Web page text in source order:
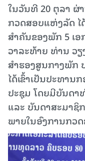
ໃນວັນທີ 20 ຕຸລາ
ກວດສອບແຫ່ງລັດ ໄ
ສຳຄັນຂອງພັກ 5 ເອ
ວາລະທ້າຍ ທ່ານ ວ
ສໍາຮອງສູນກາງພັກ
ໄດ້ເຂົ້າເປັນປະທານ
ປະຊຸມ ໂດຍມີບັນດ
ແລະ ບັນດາສະມາ
ພາຍໃນອົງການກວ